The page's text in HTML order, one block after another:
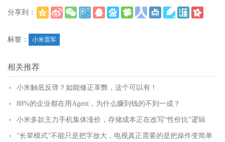
分享到：
标签：
小米雷军
相关推荐
小米触底反弹？如能修正革弊，这个可以有！
88%的企业都在用Agent，为什么赚到钱的不到一成？
小米多款主力手机集体涨价，存储成本正在改写“性价比”逻辑
“长辈模式”不能只是把字放大，电视真正需要的是把操作变简单